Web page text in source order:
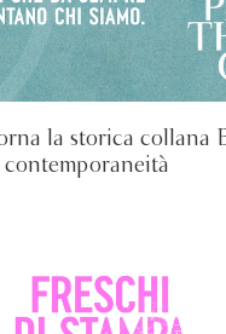
la storica collana
contemporaneità